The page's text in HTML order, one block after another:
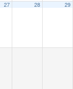
27 28 29